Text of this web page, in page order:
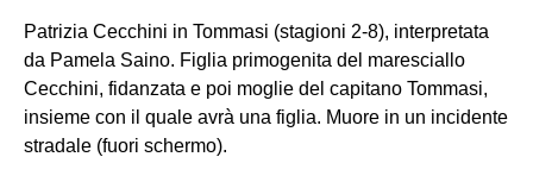
Patrizia Cecchini in Tommasi (stagioni 2-8), interpretata
da Pamela Saino. Figlia primogenita del maresciallo
Cecchini, fidanzata e poi moglie del capitano Tommasi,
insieme con il quale avrà una figlia. Muore in un incidente
stradale (fuori schermo).